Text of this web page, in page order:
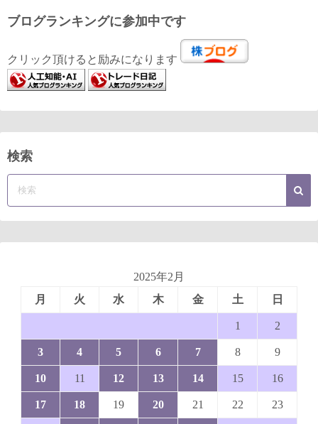
ブログランキングに参加中です
クリック頂けると励みになります
検索
2025年2月
月
火 水 木 金 土 日
1 2
3 4 5 6 7 8 9
10 11 12 13 14 15 16
17 18 19 20 21 22 23